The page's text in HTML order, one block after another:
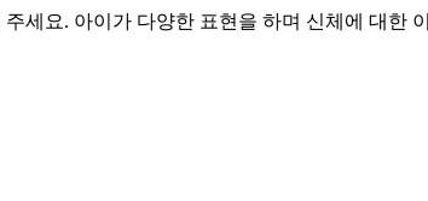
세요. 아이가 다양한 표현을 하며 신체에 대한